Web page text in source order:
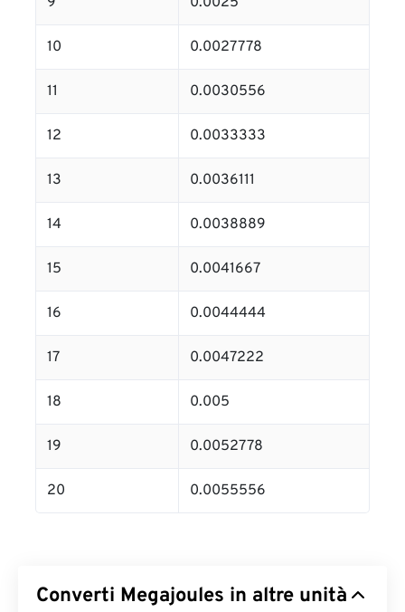
10 0.0027778
11 0.0030556
12 0.0033333
13 0.0036111
14 0.0038889
15 0.0041667
16 0.0044444
17 0.0047222
18 0.005
19 0.0052778
20 0.0055556
Converti Megajoules in altre unità